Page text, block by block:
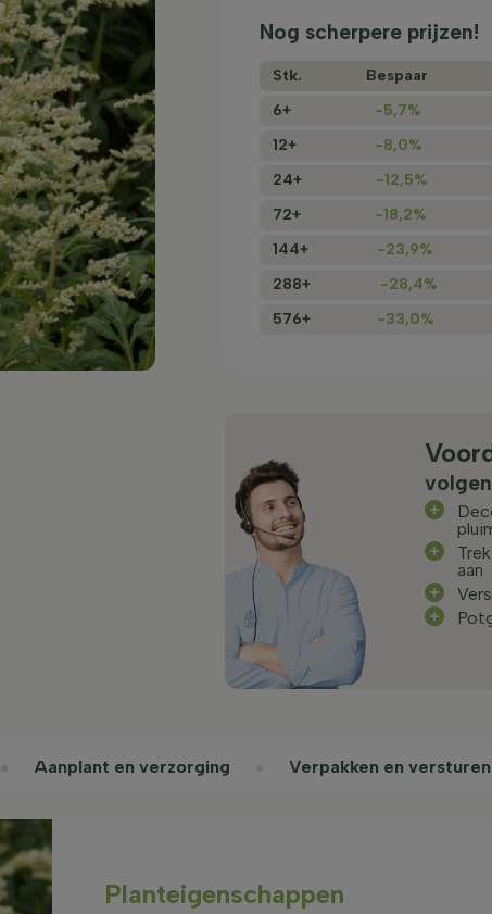
Nog scherpere prijzen!
Stk. Bespaar
6+
-5,7%
12+
-8,0%
24+
-12,5%
72+
-18,2%
144+
-23,9%
288+
-28,4%
576+
-33,0%
aan
Aanplant en verzorging Verpakken en versturen
Planteigenschappen